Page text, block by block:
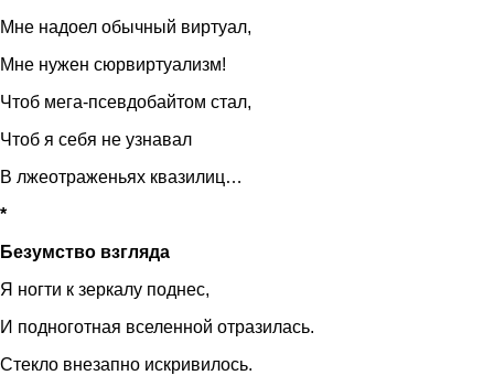
Мне надоел обычный виртуал,
Мне нужен сюрвиртуализм!
Чтоб мега-псевдобайтом стал,
Чтоб я себя не узнавал
В лжеотраженьях квазилиц…
*
Безумство взгляда
Я ногти к зеркалу поднес,
И подноготная вселенной отразилась.
Стекло внезапно искривилось.